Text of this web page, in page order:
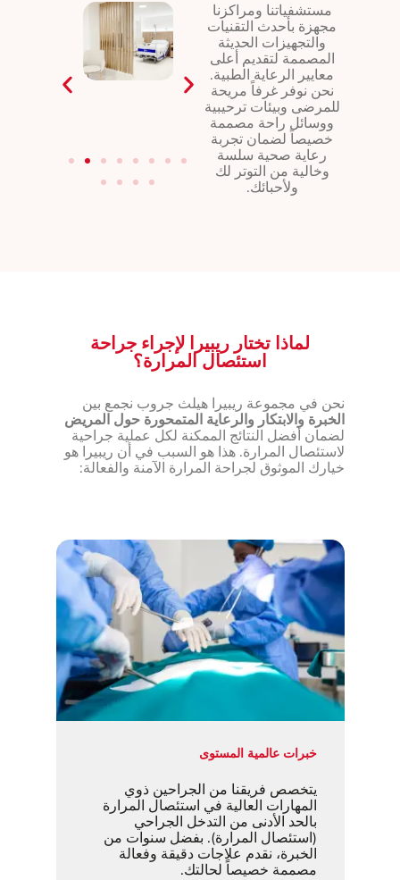
مستشفياتنا ومراكزنا
مجهزة بأحدث التقنيات
والتجهيزات الحديثة
المصممة لتقديم أعلى
معايير الرعاية الطبية.
نحن نوفر غرفاً مريحة
للمرضى وبيئات ترحيبية
ووسائل راحة مصممة
خصيصاً لضمان تجربة
رعاية صحية سلسة
وخالية من التوتر لك
ولأحبائك.
لماذا تختار ريبيرا لإجراء جراحة
استئصال المرارة؟
نحن في مجموعة ريبيرا هيلث جروب نجمع بين
الخبرة والابتكار والرعاية المتمحورة حول المريض
لضمان أفضل النتائج الممكنة لكل عملية جراحية
لاستئصال المرارة. هذا هو السبب في أن ريبيرا هو
خيارك الموثوق لجراحة المرارة الآمنة والفعالة:
خبرات عالمية المستوى
يتخصص فريقنا من الجراحين ذوي
المهارات العالية في استئصال المرارة
بالحد الأدنى من التدخل الجراحي
(استئصال المرارة). بفضل سنوات من
الخبرة، نقدم علاجات دقيقة وفعالة
مصممة خصيصاً لحالتك.